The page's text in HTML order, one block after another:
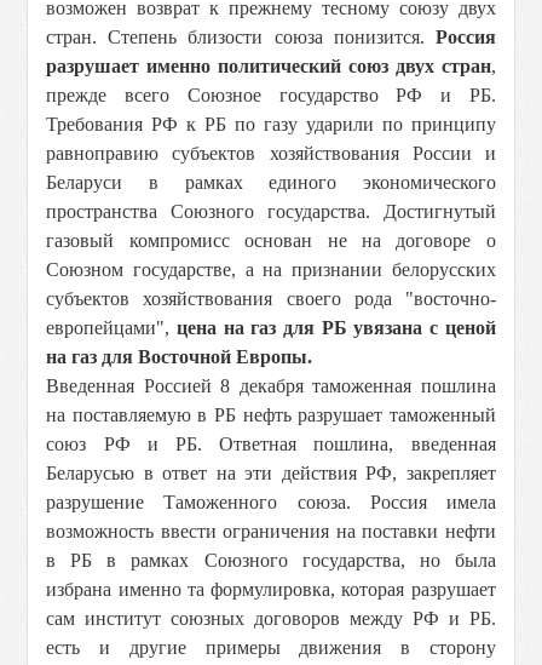
возможен возврат к прежнему тесному союзу двух
стран. Степень близости союза понизится. Россия
разрушает именно политический союз двух стран,
прежде всего Союзное государство РФ и РБ.
Требования РФ к РБ по газу ударили по принципу
равноправию субъектов хозяйствования России и
Беларуси в рамках единого экономического
пространства Союзного государства. Достигнутый
газовый компромисс основан не на договоре о
Союзном государстве, а на признании белорусских
субъектов хозяйствования своего рода "восточно-
европейцами",цена на газ для РБ увязана с ценой
на газ для Восточной Европы.
Введенная Россией 8 декабря таможенная пошлина
на поставляемую в РБ нефть разрушает таможенный
союз РФ и РБ. Ответная пошлина, введенная
Беларусью в ответ на эти действия РФ, закрепляет
разрушение Таможенного союза. Россия имела
возможность ввести ограничения на поставки нефти
в РБ в рамках Союзного государства, но была
избрана именно та формулировка, которая разрушает
сам институт союзных договоров между РФ и РБ.
есть и другие примеры движения в сторону